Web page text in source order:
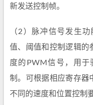
新发送控制帧。
（2）脉冲信号发生
值、阈值和控制逻辑的
度的PWM信号，用
制。可根据相应寄存器
不同的速度和位置控制